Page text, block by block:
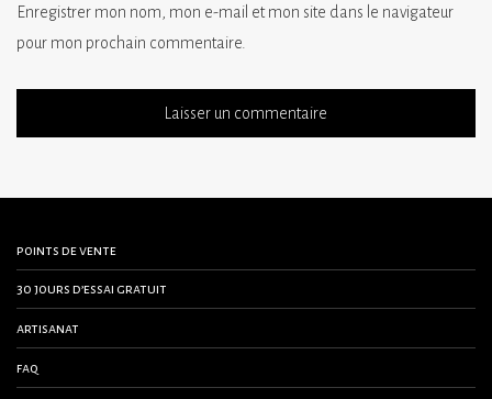
Enregistrer mon nom, mon e-mail et mon site dans le navigateur
pour mon prochain commentaire.
points de vente
30 jours d’essai gratuit
artisanat
faq